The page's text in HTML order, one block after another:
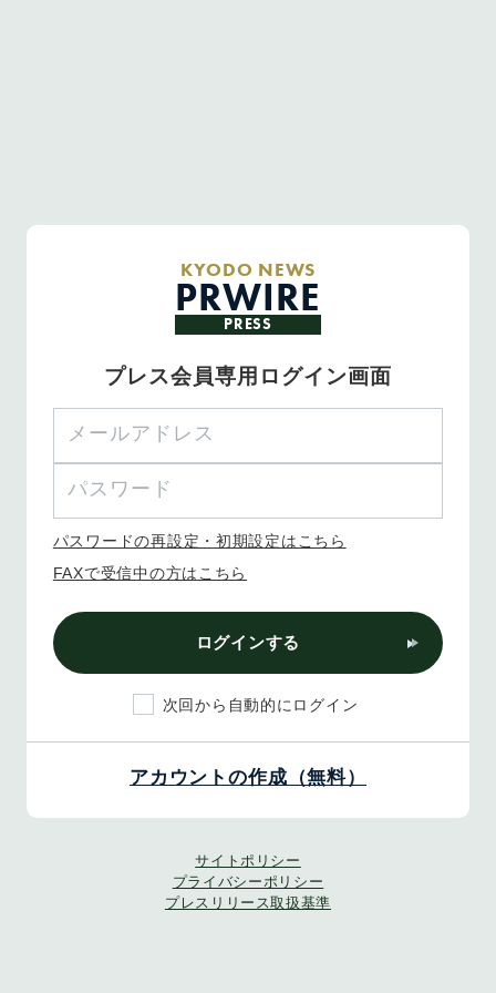
KYODO NEWS
PRWIRE
PRESS
プレス会員専用ログイン画面
パスワードの再設定・初期設定はこちら
FAXで受信中の方はこちら
ログインする
次回から自動的にログイン
アカウントの作成（無料）
サイトポリシー
プライバシーポリシー
プレスリリース取扱基準